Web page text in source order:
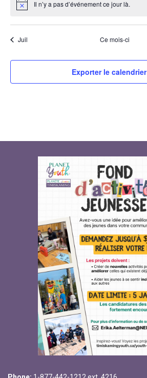
Notice Il n’y a pas d’événement ce jour là.
Juil Ce mois-ci
Exporter le calendrier